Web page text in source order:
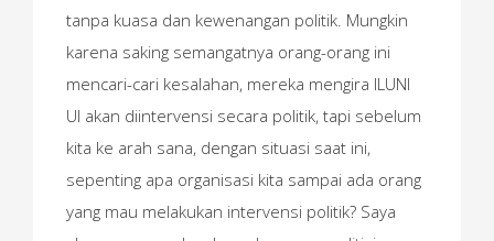
tanpa kuasa dan kewenangan politik. Mungkin
karena saking semangatnya orang-orang ini
mencari-cari kesalahan, mereka mengira ILUNI
UI akan diintervensi secara politik, tapi sebelum
kita ke arah sana, dengan situasi saat ini,
sepenting apa organisasi kita sampai ada orang
yang mau melakukan intervensi politik? Saya